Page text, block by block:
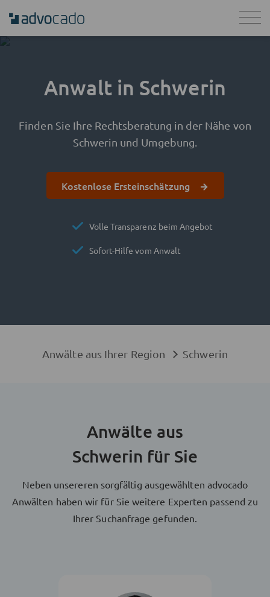
Anwalt in Schwerin
Finden Sie Ihre Rechtsberatung in der Nähe von
Schwerin und Umgebung.
Kostenlose Ersteinschätzung
Volle Transparenz beim Angebot
Sofort-Hilfe vom Anwalt
Anwälte aus Ihrer Region Schwerin
Anwälte aus
Schwerin für Sie
Neben unsereren sorgfältig ausgewählten advocado
Anwälten haben wir für Sie weitere Experten passend zu
Ihrer Suchanfrage gefunden.